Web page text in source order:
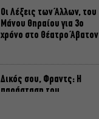
Οι Λέξεις των Άλλων, του
Μάνου Θηραίου για 3ο
χρόνο στο Θέατρο Άβατον
Δικός σου, Φραντς: Η
παράσταση του